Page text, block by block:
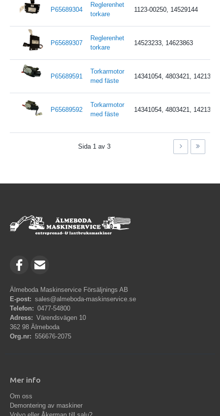
P65689304
Reglerenhet
torkare
1123-00250, 14529144
P65689307
Reglerenhet
torkare
14523233, 14623863
P65689591
Torkarmotor
med fäste
14341054, 4803421,
P65689592
Torkarmotor
med fäste
14341054, 4803421,
Sida 1 av 3
Älmeboda Maskinservice Försäljnings AB
E-post: sales@almeboda-maskinservice.se
Telefon: 0477-54800
Adress: Värendsvägen 10
362 98 Älmeboda
Org.nr: 556676-2075
Mer info
Om oss
Demontering av maskiner